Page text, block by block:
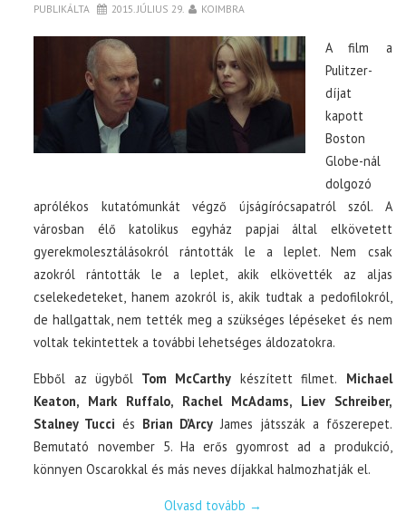
PUBLIKÁLTA 2015. JÚLIUS 29. KOIMBRA
A film a
Pulitzer-
díjat
kapott
Boston
Globe-nál
dolgozó
aprólékos kutatómunkát végző újságírócsapatról szól. A
városban élő katolikus egyház papjai által elkövetett
gyerekmolesztálásokról rántották le a leplet. Nem csak
azokról rántották le a leplet, akik elkövették az aljas
cselekedeteket, hanem azokról is, akik tudtak a pedofilokról,
de hallgattak, nem tették meg a szükséges lépéseket és nem
voltak tekintettek a további lehetséges áldozatokra.
Ebből az ügyből Tom McCarthy készített filmet. Michael
Keaton, Mark Ruffalo, Rachel McAdams, Liev Schreiber,
Stalney Tucci és Brian D’Arcy James játsszák a főszerepet.
Bemutató november 5. Ha erős gyomrost ad a produkció,
könnyen Oscarokkal és más neves díjakkal halmozhatják el.
Olvasd tovább →